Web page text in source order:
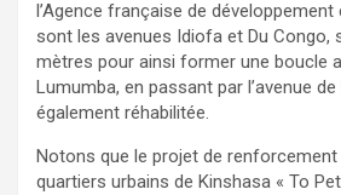
l’Agence française de développement
sont les avenues Idiofa et Du Congo,
mètres pour ainsi former une boucle
Lumumba, en passant par l’avenue
également réhabilitée.
Notons que le projet de renforcement
quartiers urbains de Kinshasa « To